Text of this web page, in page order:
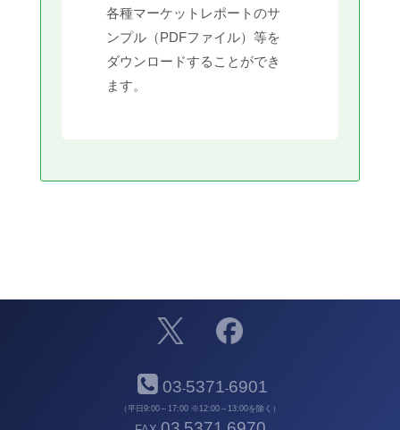
各種マーケットレポートのサ
ンプル（PDFファイル）等を
ダウンロードすることができ
ます。
03-5371-6901
（平日9:00～17:00 ※12:00～13:00を除く）